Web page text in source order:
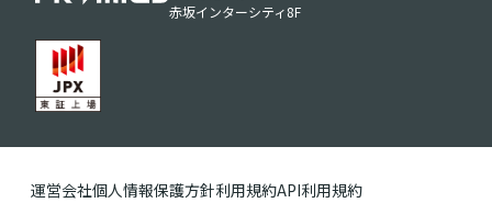
赤坂インターシティ8F
運営会社個人情報保護方針利用規約API利用規約